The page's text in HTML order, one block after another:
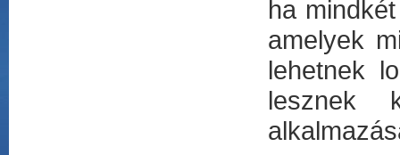
ha
amelyek
lehetnek
lesznek